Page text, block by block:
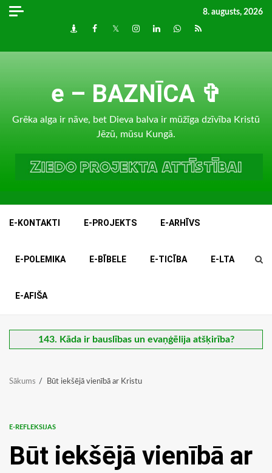
Skip
8. augusts, 2026
DraugiemFacebook
TwitterInstagram
LinkedInwhatsapp
RSS
e – BAZNĪCA ✞
Grēka alga ir nāve, bet Dieva balva ir mūžīga dzīvība Kristū
Jēzū, mūsu Kungā.
E-KONTAKTI E-PROJEKTS E-ARHĪVS
E-POLEMIKA E-BĪBELE E-TICĪBA E-LTA
E-AFIŠA
143. Kāda ir bauslības un evaņģēlija atšķirība?
Sākums Būt iekšējā vienībā ar Kristu
E-REFLEKSIJAS
Būt iekšējā vienībā ar